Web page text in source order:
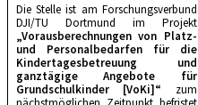
Die Stelle ist am Forschungsverbund
DJI/TU Dortmund im Projekt
„Vorausberechnungen von Platz-
und Personalbedarfen für die
Kindertagesbetreuung und
ganztägige Angebote für
Grundschulkinder [VoKi]“ zum